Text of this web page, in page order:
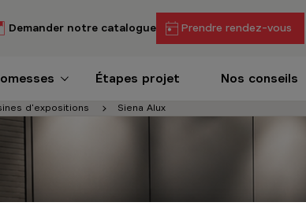
Demander notre catalogue Prendre rendez-vous
Étapes projet Nos conseils
d'expositions Siena Alux